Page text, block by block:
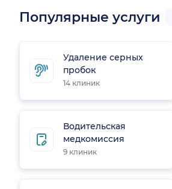
Популярные услуги
Удаление серных
пробок
14 клиник
Водительская
медкомиссия
9 клиник